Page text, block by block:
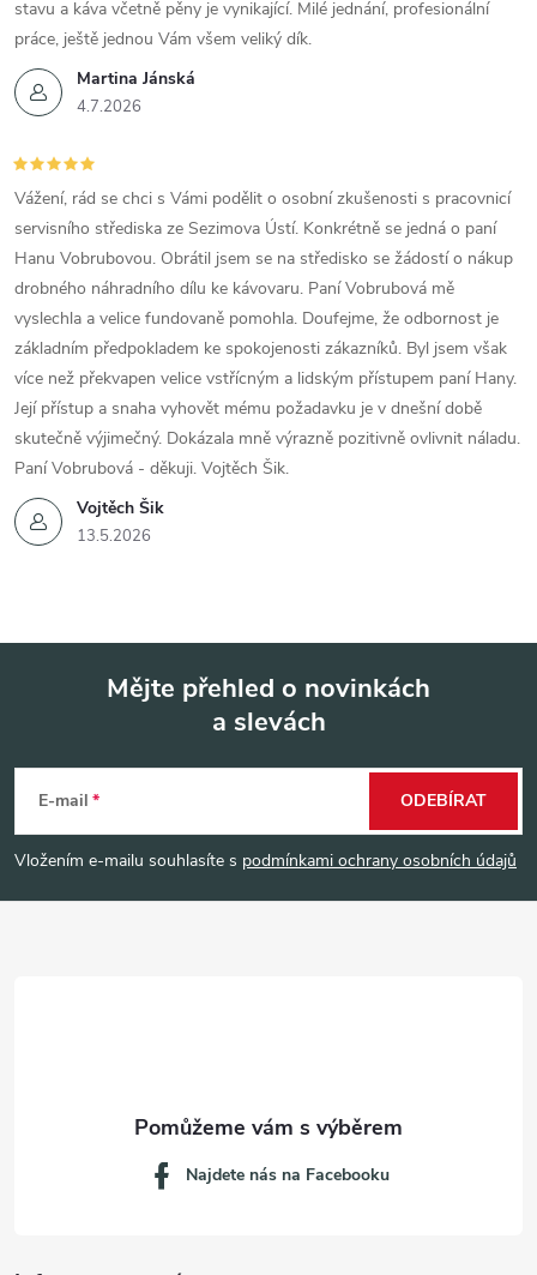
ý
p
i
s
u
Martina Jánská
4.7.2026
stavu a káva včetně pěny je vynikající. Milé jednání, profesionální
práce, ještě jednou Vám všem veliký dík.
Vojtěch Šik
13.5.2026
Vážení, rád se chci s Vámi podělit o osobní zkušenosti s pracovnicí
servisního střediska ze Sezimova Ústí. Konkrétně se jedná o paní
Hanu Vobrubovou. Obrátil jsem se na středisko se žádostí o nákup
drobného náhradního dílu ke kávovaru. Paní Vobrubová mě
vyslechla a velice fundovaně pomohla. Doufejme, že odbornost je
základním předpokladem ke spokojenosti zákazníků. Byl jsem však
více než překvapen velice vstřícným a lidským přístupem paní Hany.
Její přístup a snaha vyhovět mému požadavku je v dnešní době
skutečně výjimečný. Dokázala mně výrazně pozitivně ovlivnit náladu.
Paní Vobrubová - děkuji. Vojtěch Šik.
p
a
Mějte přehled o novinkách
a slevách
E-mail
Vložením e-mailu souhlasíte s podmínkami ochrany osobních údajů
ODEBÍRAT
Najdete nás na Facebooku